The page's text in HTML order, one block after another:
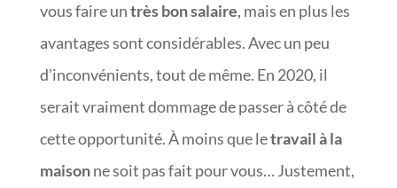
vous faire untrès bon salaire, mais en plus les
avantages sont considérables. Avec un peu
d’inconvénients, tout de même. En 2020, il
serait vraiment dommage de passer à côté de
cette opportunité. À moins que letravail à la
maisonne soit pas fait pour vous… Justement,